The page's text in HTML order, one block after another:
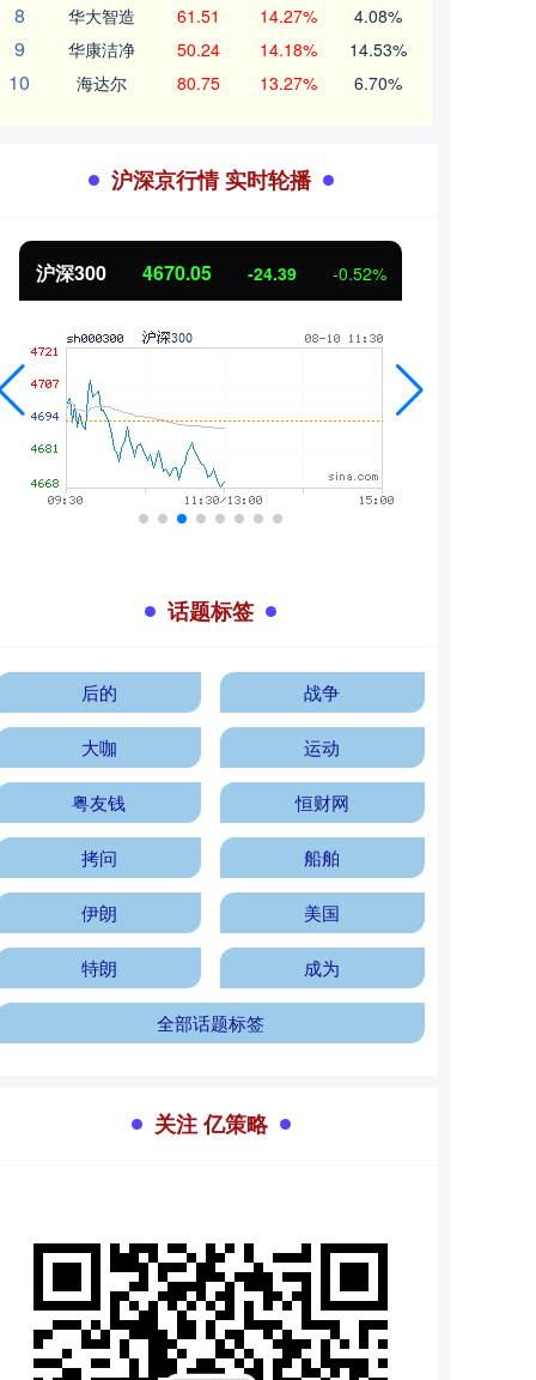
8 华大智造 61.51 14.27% 4.08%
9 华康洁净 50.24 14.18% 14.53%
10 海达尔 80.75 13.27% 6.70%
沪深京行情 实时轮播
北证50 1125.45 -8.79
话题标签
后的 战争
大咖 运动
粤友钱 恒财网
拷问 船舶
伊朗 美国
特朗 成为
全部话题标签
关注 亿策略